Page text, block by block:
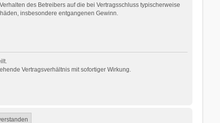
des Betreibers auf die bei Vertragsschluss typischerweise
insbesondere entgangenen Gewinn.
Vertragsverhältnis mit sofortiger Wirkung.